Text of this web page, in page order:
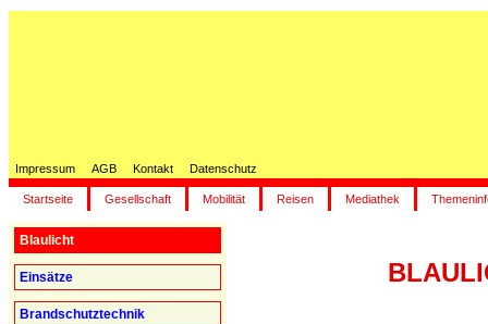
Impressum AGB Kontakt Datenschutz
Startseite Gesellschaft Mobilität Reisen Mediathek
Blaulicht
Einsätze
Brandschutztechnik